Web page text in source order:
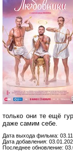
только они те ещё
даже самим себе.
Дата выхода фильма:
Дата добавления:
Последнее обновление: